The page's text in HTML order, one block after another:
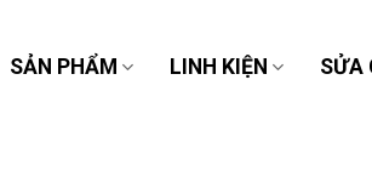
SẢN PHẨM LINH KIỆN SỬA